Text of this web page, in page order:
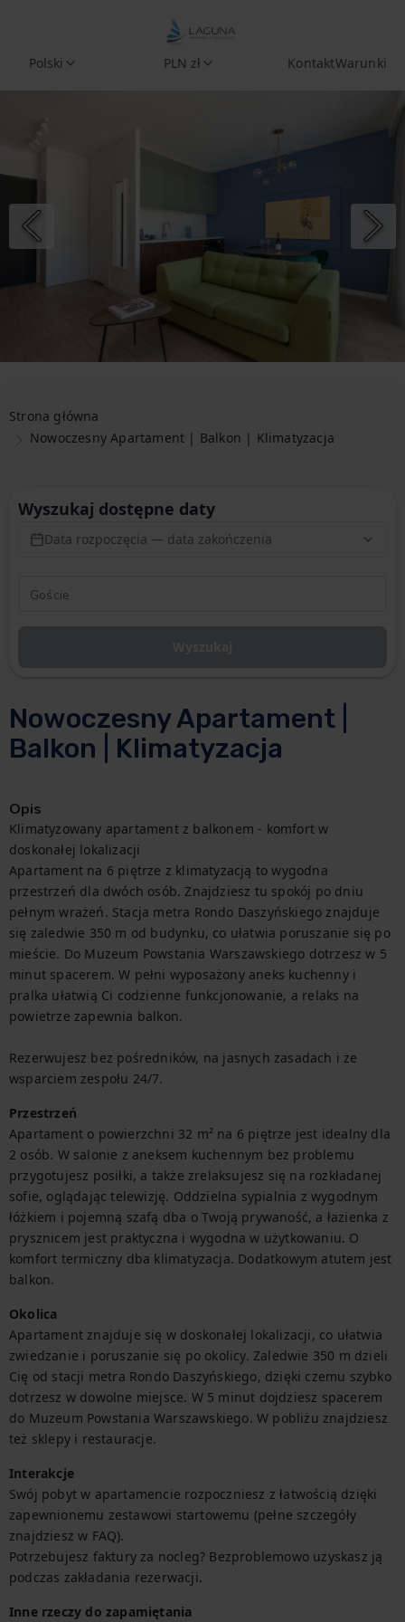
Polski PLN zł KontaktWarunki
Strona główna
Nowoczesny Apartament | Balkon | Klimatyzacja
Nowoczesny Apartament |
Balkon | Klimatyzacja
Opis
Klimatyzowany apartament z balkonem - komfort w
doskonałej lokalizacji
Apartament na 6 piętrze z klimatyzacją to wygodna
przestrzeń dla dwóch osób. Znajdziesz tu spokój po dniu
pełnym wrażeń. Stacja metra Rondo Daszyńskiego znajduje
się zaledwie 350 m od budynku, co ułatwia poruszanie się po
mieście. Do Muzeum Powstania Warszawskiego dotrzesz w 5
minut spacerem. W pełni wyposażony aneks kuchenny i
pralka ułatwią Ci codzienne funkcjonowanie, a relaks na
powietrze zapewnia balkon.
Rezerwujesz bez pośredników, na jasnych zasadach i ze
wsparciem zespołu 24/7.
Przestrzeń
Apartament o powierzchni 32 m² na 6 piętrze jest idealny dla
2 osób. W salonie z aneksem kuchennym bez problemu
przygotujesz posiłki, a także zrelaksujesz się na rozkładanej
sofie, oglądając telewizję. Oddzielna sypialnia z wygodnym
łóżkiem i pojemną szafą dba o Twoją prywaność, a łazienka z
prysznicem jest praktyczna i wygodna w użytkowaniu. O
komfort termiczny dba klimatyzacja. Dodatkowym atutem jest
balkon.
Okolica
Apartament znajduje się w doskonałej lokalizacji, co ułatwia
zwiedzanie i poruszanie się po okolicy. Zaledwie 350 m dzieli
Cię od stacji metra Rondo Daszyńskiego, dzięki czemu szybko
dotrzesz w dowolne miejsce. W 5 minut dojdziesz spacerem
do Muzeum Powstania Warszawskiego. W pobliżu znajdziesz
też sklepy i restauracje.
Interakcje
Swój pobyt w apartamencie rozpoczniesz z łatwością dzięki
zapewnionemu zestawowi startowemu (pełne szczegóły
znajdziesz w FAQ).
Potrzebujesz faktury za nocleg? Bezproblemowo uzyskasz ją
podczas zakładania rezerwacji.
Inne rzeczy do zapamiętania
Wyszukaj dostępne daty
Data rozpoczęcia — data zakończenia